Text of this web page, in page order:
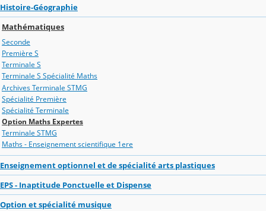
Histoire-Géographie
Mathématiques
Seconde
Première S
Terminale S
Terminale S Spécialité Maths
Archives Terminale STMG
Spécialité Première
Spécialité Terminale
Option Maths Expertes
Terminale STMG
Maths - Enseignement scientifique 1ere
Enseignement optionnel et de spécialité arts plastiques
EPS - Inaptitude Ponctuelle et Dispense
Option et spécialité musique